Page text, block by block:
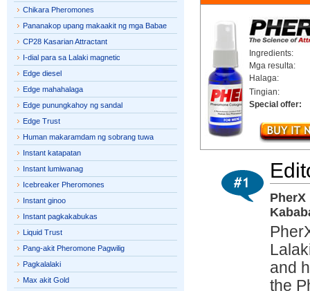
Ingredients:
Mga resulta:
Halaga:
Tingian:
Special offer:
and
the
Chikara Pheromones
Pananakop upang makaakit ng mga Babae
CP28 Kasarian Attractant
I-dial para sa Lalaki magnetic
Edge diesel
Edge mahahalaga
Edge punungkahoy ng sandal
Edge Trust
Human makaramdam ng sobrang tuwa
Instant katapatan
Instant lumiwanag
Icebreaker Pheromones
Instant ginoo
Instant pagkakabukas
Liquid Trust
Pang-akit Pheromone Pagwilig
Pagkalalaki
Max akit Gold